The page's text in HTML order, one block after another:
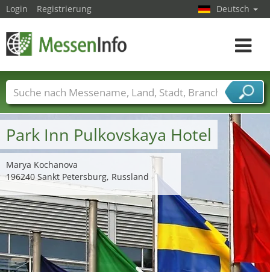
Park Inn Pulkovskaya Hotel
Marya Kochanova
196240 Sankt Petersburg, Russland
Login Registrierung Deutsch
Toggle
Messenamen Länder Städte
Branchen
Dienstleisterbranchen